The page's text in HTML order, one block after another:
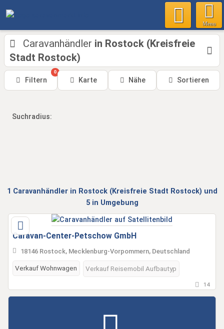
Menu
Caravanhändler in Rostock (Kreisfreie
Stadt Rostock)
Filtern
0
Karte Nähe Sortieren
Suchradius:
1 Caravanhändler in Rostock (Kreisfreie Stadt Rostock) und
5 in Umgebung
Caravan-Center-Petschow GmbH
18146 Rostock, Mecklenburg-Vorpommern, Deutschland
Verkauf Wohnwagen Verkauf Reisemobil Aufbautyp
14